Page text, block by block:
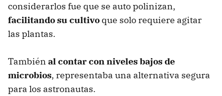
considerarlos fue que se auto polinizan,
facilitando su cultivo que solo requiere agitar
las plantas.
También al contar con niveles bajos de
microbios, representaba una alternativa segura
para los astronautas.